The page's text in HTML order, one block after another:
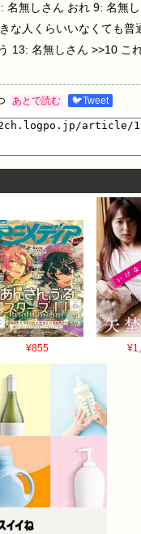
名無しさん おれ 9: 名無
な人くらいいなくても
13: 名無しさん >>10 こ
あとで読む 🐦Tweet
¥855